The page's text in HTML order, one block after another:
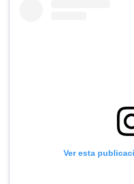
Ver esta